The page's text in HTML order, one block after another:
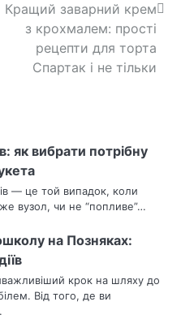
Кращий заварний крем
з крохмалем: прості
рецепти для торта
Спартак і не тільки
як вибрати потрібну
— це той випадок, коли
вузол, чи не “попливе”…
на Позняках:
крок на шляху до
Від того, де ви